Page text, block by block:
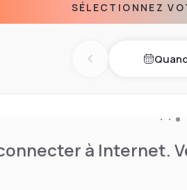
SÉLECTIONNEZ
Previous day
à Internet.